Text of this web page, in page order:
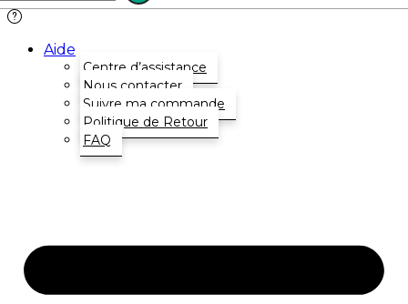
Aide
Centre d’assistance
Nous contacter
Suivre ma commande
Politique de Retour
FAQ